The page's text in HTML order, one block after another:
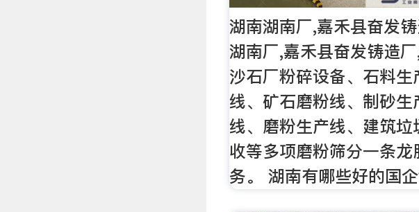
湖南湖南厂,嘉禾县奋发
湖南厂,嘉禾县奋发铸造
沙石厂粉碎设备、石料生
线、矿石磨粉线、制砂生
线、磨粉生产线、建筑垃
收等多项磨粉筛分一条龙
务。 湖南有哪些好的国企